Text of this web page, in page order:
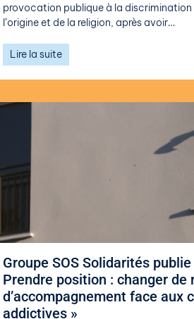
provocation publique à la discrimination
l’origine et de la religion, après avoir…
Lire la suite
Groupe SOS Solidarités
Prendre position : changer de
d’accompagnement face aux
addictives »